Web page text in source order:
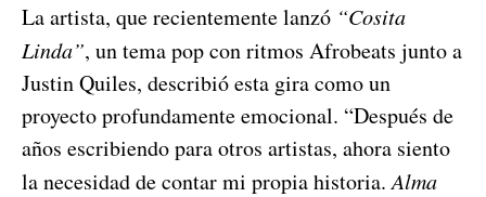
La artista, que recientemente lanzó “Cosita
Linda”, un tema pop con ritmos Afrobeats junto a
Justin Quiles, describió esta gira como un
proyecto profundamente emocional. “Después de
años escribiendo para otros artistas, ahora siento
la necesidad de contar mi propia historia.Alma